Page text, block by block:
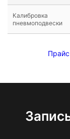
Калибровка
пневмоподвески